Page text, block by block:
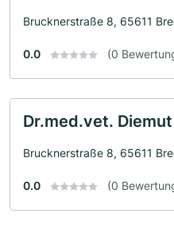
Brucknerstraße 8, 65611
0.0 (0
Dr.med.vet.
Brucknerstraße 8, 65611
0.0 (0